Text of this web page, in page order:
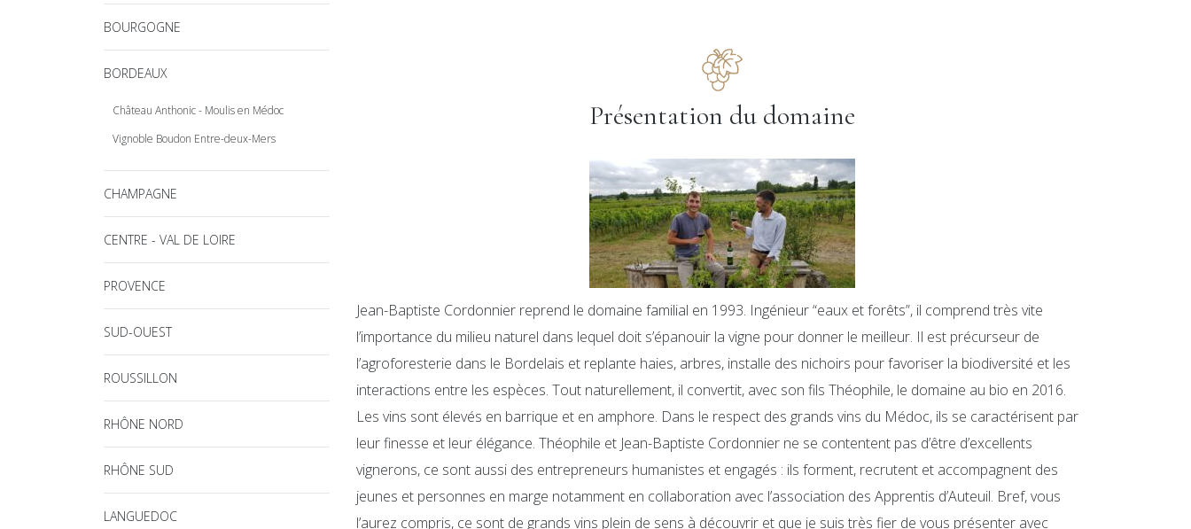
BOURGOGNE
BORDEAUX
Château Anthonic - Moulis en Médoc
Vignoble Boudon Entre-deux-Mers
CHAMPAGNE
CENTRE - VAL DE LOIRE
PROVENCE
SUD-OUEST
ROUSSILLON
RHÔNE NORD
RHÔNE SUD
LANGUEDOC
Présentation du domaine
Jean-Baptiste Cordonnier reprend le domaine familial en 1993. Ingénieur “eaux et forêts”, il comprend très vite
l’importance du milieu naturel dans lequel doit s’épanouir la vigne pour donner le meilleur. Il est précurseur de
l’agroforesterie dans le Bordelais et replante haies, arbres, installe des nichoirs pour favoriser la biodiversité et les
interactions entre les espèces. Tout naturellement, il convertit, avec son fils Théophile, le domaine au bio en 2016.
Les vins sont élevés en barrique et en amphore. Dans le respect des grands vins du Médoc, ils se caractérisent par
leur finesse et leur élégance. Théophile et Jean-Baptiste Cordonnier ne se contentent pas d’être d’excellents
vignerons, ce sont aussi des entrepreneurs humanistes et engagés : ils forment, recrutent et accompagnent des
jeunes et personnes en marge notamment en collaboration avec l’association des Apprentis d’Auteuil. Bref, vous
l’aurez compris, ce sont de grands vins plein de sens à découvrir et que je suis très fier de vous présenter avec